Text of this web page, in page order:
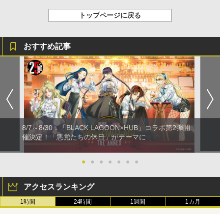
トップページに戻る
おすすめ記事
8/7～8/30：「BLACK LAGOON×HUB」コラボ第2弾開
催決定！「悪党たちの休日」がテーマに
● ● ● ● ● ● ●
アクセスランキング
1時間 24時間 1週間 1カ月